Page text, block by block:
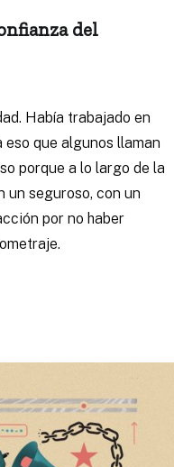
del
Había trabajado en
que algunos llaman
porque a lo largo de la
un seguroso, con un
por no haber